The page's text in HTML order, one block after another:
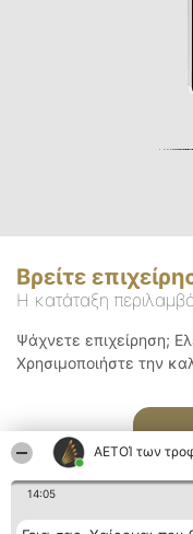
ΑΕΤΟΊ των
14:05
Βρείτε
Η κατάταξη
Ψάχνετε επιχείρηση;
Χρησιμοποιήστε την